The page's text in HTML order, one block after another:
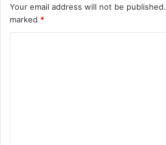
Your email address will not be published.
marked *